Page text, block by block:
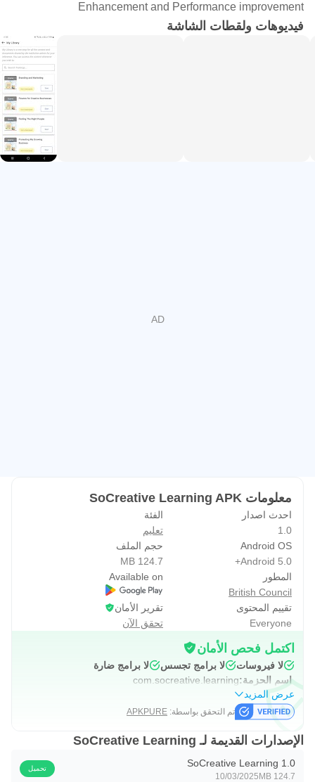
Enhancement and Performance improvement
فيديوهات ولقطات الشاشة
معلومات SoCreative Learning APK
احدث اصدار
1.0
الفئة
تعليم
Android OS
Android 5.0+
حجم الملف
124.7 MB
المطور
British Council
Available on
تقييم المحتوى
Everyone
تقرير الأمان
تحقق الآن
اكتمل فحص الأمان
لا فيروسات لا برامج تجسس
لا برامج ضارة
اسم الحزمة:com.socreative.learning
عرض المزيد
تم التحقق بواسطة: APKPURE
الإصدارات القديمة لـ SoCreative Learning
SoCreative Learning 1.0
124.7 MB
10/03/2025
تحميل